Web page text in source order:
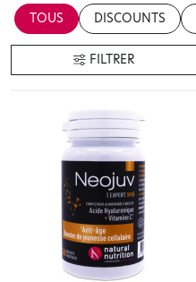
TOUS DISCOUNTS
FILTRER